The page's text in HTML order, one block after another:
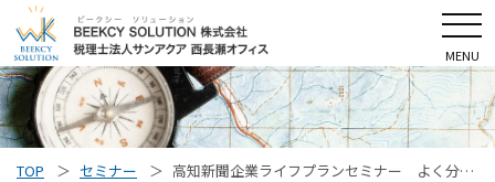
MENU
TOP セミナー 高知新聞企業ライフプランセミナー よく分かる！相続セミナー